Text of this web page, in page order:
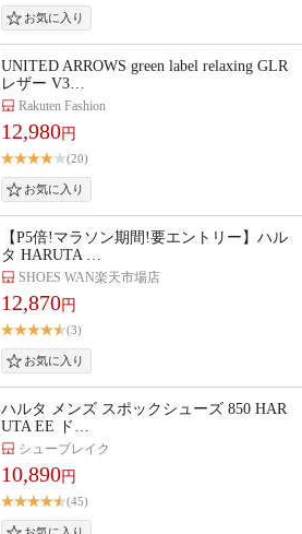
UNITED ARROWS green label relaxing GLR
レザー V3…
Rakuten Fashion
12,980円
(20)
【P5倍!マラソン期間!要エントリー】ハル
タ HARUTA …
SHOES WAN楽天市場店
12,870円
(3)
ハルタ メンズ スポックシューズ 850 HAR
UTA EE ド…
シューブレイク
10,890円
(45)